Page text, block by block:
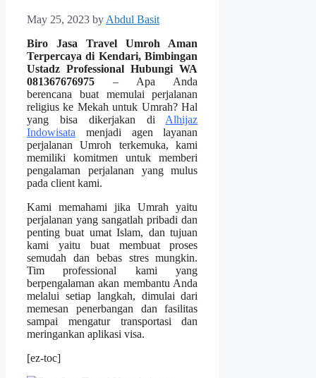
May 25, 2023 by Abdul Basit
Biro Jasa Travel Umroh Aman
Terpercaya di Kendari, Bimbingan
Ustadz Professional Hubungi WA
081367676975 – Apa Anda
berencana buat memulai perjalanan
religius ke Mekah untuk Umrah? Hal
yang bisa dikerjakan di Alhijaz
Indowisata menjadi agen layanan
perjalanan Umroh terkemuka, kami
memiliki komitmen untuk memberi
pengalaman perjalanan yang mulus
pada client kami.
Kami memahami jika Umrah yaitu
perjalanan yang sangatlah pribadi dan
penting buat umat Islam, dan tujuan
kami yaitu buat membuat proses
semudah dan bebas stres mungkin.
Tim professional kami yang
berpengalaman akan membantu Anda
melalui setiap langkah, dimulai dari
memesan penerbangan dan fasilitas
sampai mengatur transportasi dan
meringankan aplikasi visa.
[ez-toc]